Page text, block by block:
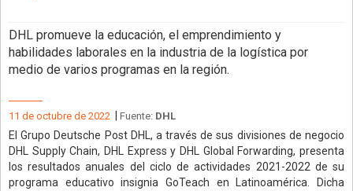
DHL promueve la educación, el emprendimiento y
habilidades laborales en la industria de la logística por
medio de varios programas en la región.
11 de octubre de 2022 Fuente: DHL
El Grupo Deutsche Post DHL, a través de sus divisiones de negocio
DHL Supply Chain, DHL Express y DHL Global Forwarding, presenta
los resultados anuales del ciclo de actividades 2021-2022 de su
programa educativo insignia GoTeach en Latinoamérica. Dicha